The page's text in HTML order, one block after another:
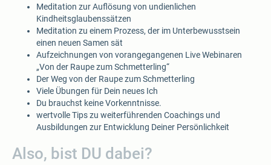
Meditation zur Auflösung von undienlichen
Kindheitsglaubenssätzen
Meditation zu einem Prozess, der im Unterbewusstsein
einen neuen Samen sät
Aufzeichnungen von vorangegangenen Live Webinaren
„Von der Raupe zum Schmetterling“
Der Weg von der Raupe zum Schmetterling
Viele Übungen für Dein neues Ich
Du brauchst keine Vorkenntnisse.
wertvolle Tips zu weiterführenden Coachings und
Ausbildungen zur Entwicklung Deiner Persönlichkeit
Also, bist DU dabei?